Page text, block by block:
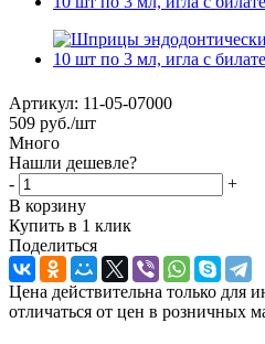
Артикул: 11-05-07000
509 руб./шт
Много
Нашли дешевле?
-
+
В корзину
Купить в 1 клик
Поделиться
Цена действительна только для
отличаться от цен в розничных